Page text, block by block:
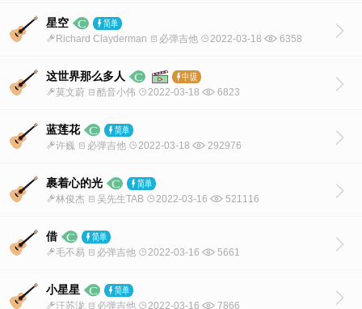
星空
Richard Clayderman 必弹吉他 2022-03-18 6358
这世界那么多人
莫文蔚 酷音小伟 2022-03-18 6823
蓝莲花
许巍 必弹吉他 2022-03-18 292976
裹着心的光
林俊杰 吴先生TAB 2022-03-16 521116
借
毛不易 必弹吉他 2022-03-16 5661
小星星
汪苏泷 必弹吉他 2022-03-16 7866